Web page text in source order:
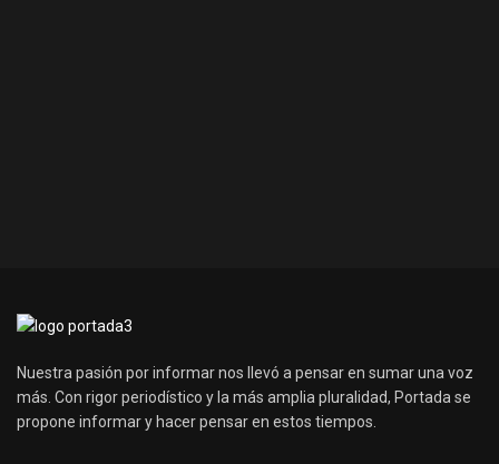
Nuestra pasión por informar nos llevó a pensar en sumar una voz
más. Con rigor periodístico y la más amplia pluralidad, Portada se
propone informar y hacer pensar en estos tiempos.